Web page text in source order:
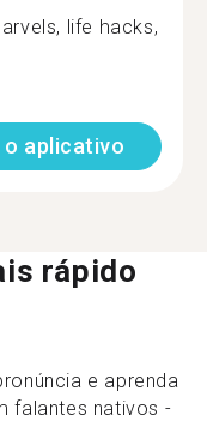
life hacks,
o aplicativo
rápido
e aprenda
falantes nativos -